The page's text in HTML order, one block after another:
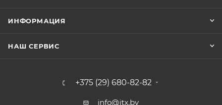
ИНФОРМАЦИЯ
НАШ СЕРВИС
+375 (29) 680-82-82
info@itx.by